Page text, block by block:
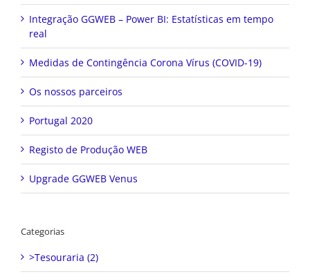
Integração GGWEB – Power BI: Estatísticas em tempo
real
Medidas de Contingência Corona Vírus (COVID-19)
Os nossos parceiros
Portugal 2020
Registo de Produção WEB
Upgrade GGWEB Venus
Categorias
>Tesouraria (2)